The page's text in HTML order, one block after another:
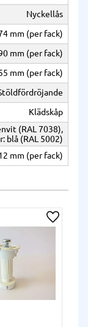
Nyckellås
mm (per fack)
mm (per fack)
mm (per fack)
Klädskåp
(RAL 7038),
blå (RAL 5002)
mm (per fack)
Lägg till